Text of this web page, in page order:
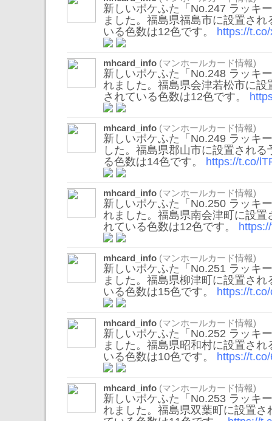
新しいポケふた「No.247 ラッキ
ました。福島県福島市に設置さ
いる色数は12色です。 https://
mhcard_info (マンホールカード情報)
新しいポケふた「No.248 ラッキ
れました。福島県会津若松市に設
されている色数は12色です。
mhcard_info (マンホールカード情報)
新しいポケふた「No.249 ラッキ
した。福島県郡山市に設置され
る色数は14色です。 https://t.co/
mhcard_info (マンホールカード情報)
新しいポケふた「No.250 ラッキ
れました。福島県南会津町に設置
れている色数は12色です。
mhcard_info (マンホールカード情報)
新しいポケふた「No.251 ラッキ
ました。福島県柳津町に設置さ
いる色数は15色です。 https://
mhcard_info (マンホールカード情報)
新しいポケふた「No.252 ラッキ
ました。福島県昭和村に設置さ
いる色数は10色です。 https://
mhcard_info (マンホールカード情報)
新しいポケふた「No.253 ラッキ
れました。福島県双葉町に設置さ